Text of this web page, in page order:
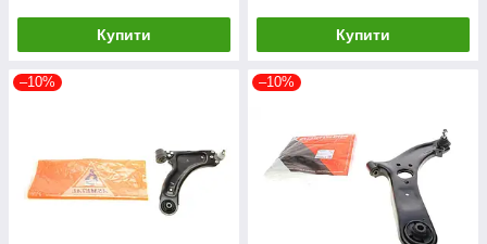
Купити Купити
–10% –10%